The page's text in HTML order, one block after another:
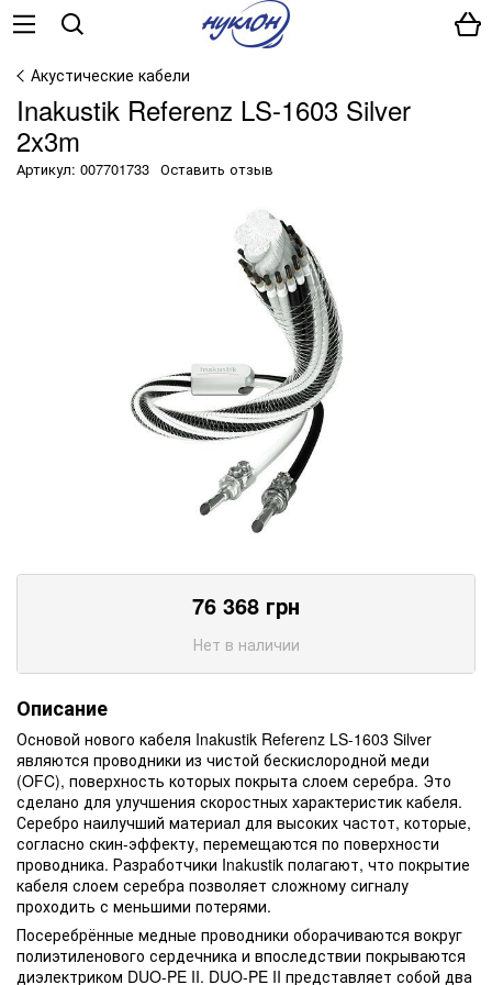
Акустические кабели
Inakustik Referenz LS-1603 Silver
2x3m
Артикул: 007701733 Оставить отзыв
76 368 грн
Нет в наличии
Описание
Основой нового кабеля Inakustik Referenz LS-1603 Silver
являются проводники из чистой бескислородной меди
(OFC), поверхность которых покрыта слоем серебра. Это
сделано для улучшения скоростных характеристик кабеля.
Серебро наилучший материал для высоких частот, которые,
согласно скин-эффекту, перемещаются по поверхности
проводника. Разработчики Inakustik полагают, что покрытие
кабеля слоем серебра позволяет сложному сигналу
проходить с меньшими потерями.
Посеребрённые медные проводники оборачиваются вокруг
полиэтиленового сердечника и впоследствии покрываются
диэлектриком DUO-PE II. DUO-PE II представляет собой два